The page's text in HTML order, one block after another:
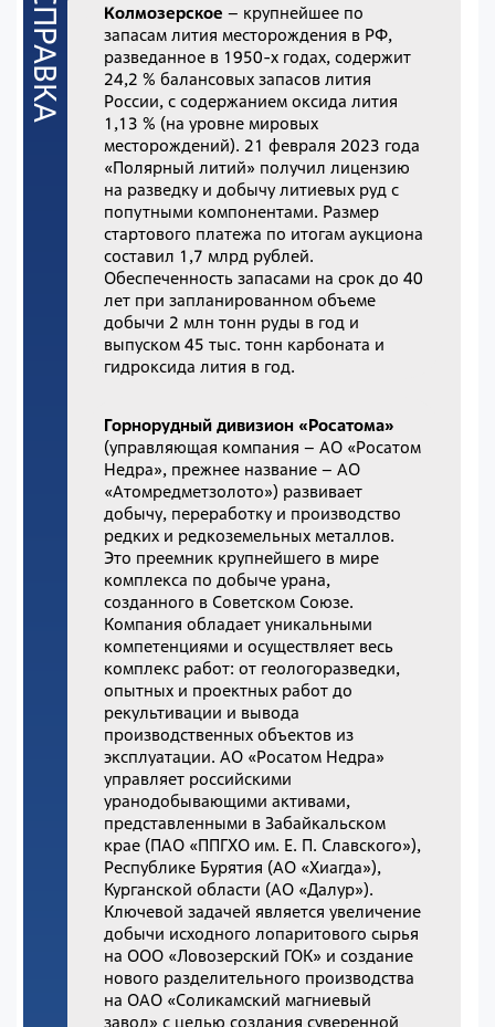
Колмозерское – крупнейшее по
запасам лития месторождения в РФ,
разведанное в 1950-х годах, содержит
24,2 % балансовых запасов лития
России, с содержанием оксида лития
1,13 % (на уровне мировых
месторождений). 21 февраля 2023 года
«Полярный литий» получил лицензию
на разведку и добычу литиевых руд с
попутными компонентами. Размер
стартового платежа по итогам аукциона
составил 1,7 млрд рублей.
Обеспеченность запасами на срок до 40
лет при запланированном объеме
добычи 2 млн тонн руды в год и
выпуском 45 тыс. тонн карбоната и
гидроксида лития в год.
Горнорудный дивизион «Росатома»
(управляющая компания – АО «Росатом
Недра», прежнее название – АО
«Атомредметзолото») развивает
добычу, переработку и производство
редких и редкоземельных металлов.
Это преемник крупнейшего в мире
комплекса по добыче урана,
созданного в Советском Союзе.
Компания обладает уникальными
компетенциями и осуществляет весь
комплекс работ: от геологоразведки,
опытных и проектных работ до
рекультивации и вывода
производственных объектов из
эксплуатации. АО «Росатом Недра»
управляет российскими
уранодобывающими активами,
представленными в Забайкальском
крае (ПАО «ППГХО им. Е. П. Славского»),
Республике Бурятия (АО «Хиагда»),
Курганской области (АО «Далур»).
Ключевой задачей является увеличение
добычи исходного лопаритового сырья
на ООО «Ловозерский ГОК» и создание
нового разделительного производства
на ОАО «Соликамский магниевый
завод» с целью создания суверенной